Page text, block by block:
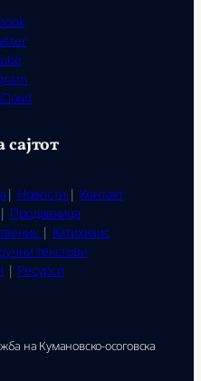
| Новости | Контакт
| Продавница
| Катихизис
текстови
| Ресурси
на Ку­ма­нов­ско-осо­гов­ска